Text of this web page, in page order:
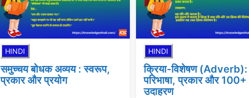
HINDI
समुच्चय बोधक अव्यय : स्वरूप,
प्रकार और प्रयोग
HINDI
क्रिया-विशेषण (Adverb):
परिभाषा, प्रकार और 100+
उदाहरण